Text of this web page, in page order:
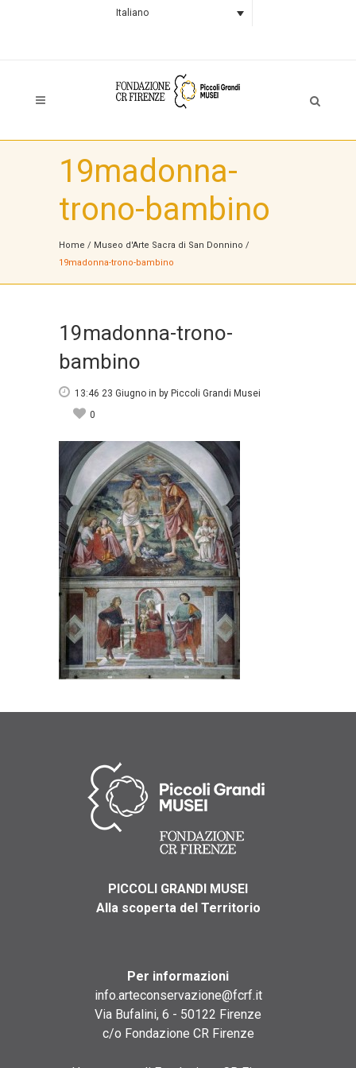
Italiano
19madonna-
trono-bambino
Home / Museo d'Arte Sacra di San Donnino /
19madonna-trono-bambino
19madonna-trono-
bambino
13:46 23 Giugno in by Piccoli Grandi Musei
0
PICCOLI GRANDI MUSEI
Alla scoperta del Territorio
Per informazioni
info.arteconservazione@fcrf.it
Via Bufalini, 6 - 50122 Firenze
c/o Fondazione CR Firenze